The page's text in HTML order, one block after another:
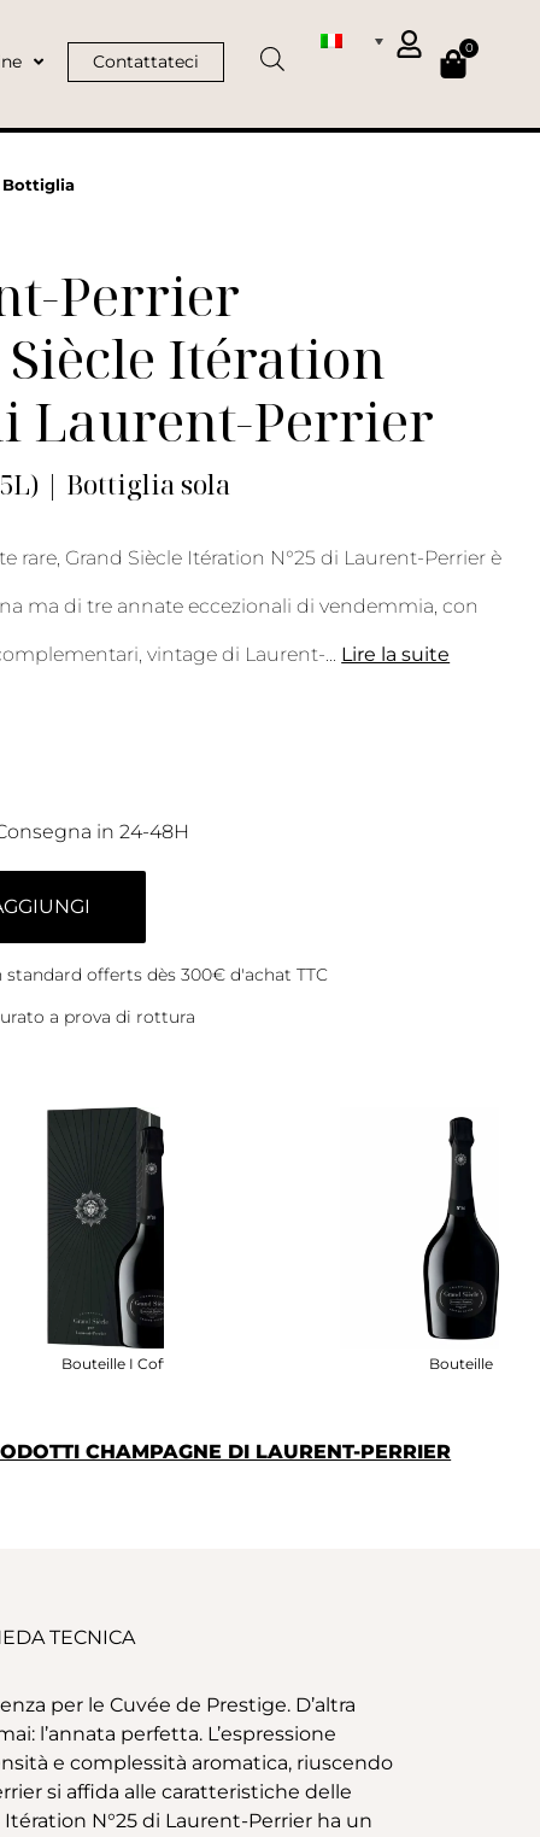
Contattateci
0
Bottiglia
Perrier
Itération
Laurent-Perrier
| Bottiglia sola
rare, Grand Siècle Itération N°25 di Laurent-Perrier è
ma di tre annate eccezionali di vendemmia, con
vintage di Laurent- Lire la suite
in 24-48H
standard offerts dès 300€ d'achat TTC
a prova di rottura
Bouteille I Coffret Bouteille
CHAMPAGNE DI LAURENT-PERRIER
TECNICA
per le Cuvée de Prestige. D’altra
l’annata perfetta. L’espressione
e complessità aromatica, riuscendo
si affida alle caratteristiche delle
N°25 di Laurent-Perrier ha un